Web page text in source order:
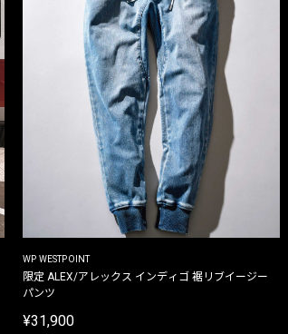
WP WESTPOINT
限定 ALEX/アレックス インディゴ 裾リブイージー
パンツ
¥31,900